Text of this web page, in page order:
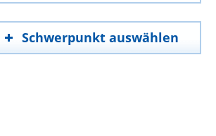
Schwerpunkt auswählen